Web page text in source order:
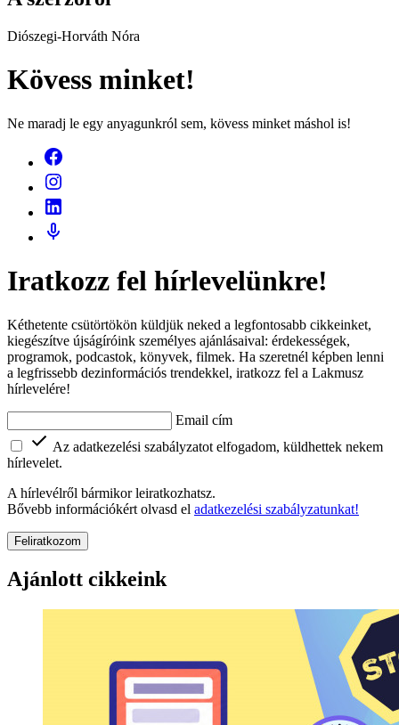
Diószegi-Horváth Nóra
Kövess minket!
Ne maradj le egy anyagunkról sem, kövess minket máshol is!
Iratkozz fel hírlevelünkre!
Kéthetente csütörtökön küldjük neked a legfontosabb cikkeinket,
kiegészítve újságíróink személyes ajánlásaival: érdekességek,
programok, podcastok, könyvek, filmek. Ha szeretnél képben lenni
a legfrissebb dezinformációs trendekkel, iratkozz fel a Lakmusz
hírlevelére!
Email cím
Az adatkezelési szabályzatot elfogadom, küldhettek nekem
hírlevelet.
A hírlevélről bármikor leiratkozhatsz.
Bővebb információkért olvasd el adatkezelési szabályzatunkat!
Feliratkozom
Ajánlott cikkeink